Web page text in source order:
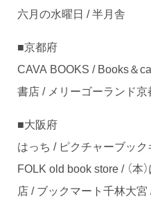
六月の水曜日 / 半月舎
■京都府
CAVA BOOKS / Books＆
書店 / メリーゴーランド
■大阪府
はっち / ピクチャーブッ
FOLK old book store / （本
店 / ブックマート千林大